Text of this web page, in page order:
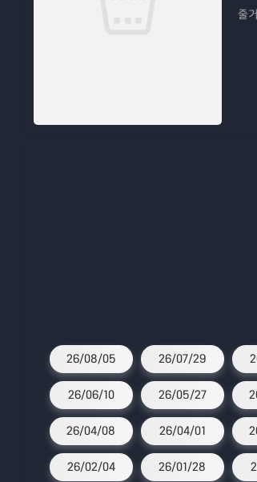
줄
26/08/05 26/07/29
26/06/10 26/05/27
26/04/08 26/04/01
26/02/04 26/01/28